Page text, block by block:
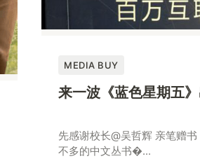
MEDIA BUY
来一波《蓝色星期五
先感谢校长@吴哲辉 亲笔赠
不多的中文丛书�...